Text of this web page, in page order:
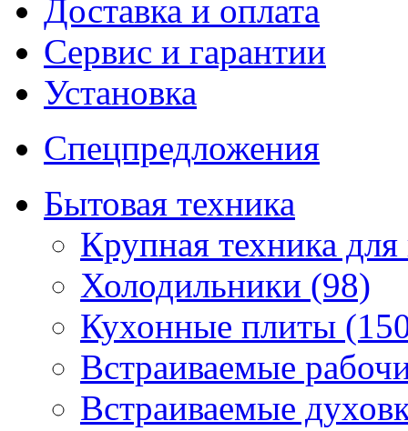
Доставка и оплата
Сервис и гарантии
Установка
Спецпредложения
Бытовая техника
Крупная техника
Холодильники (98)
Кухонные плиты
Встраиваемые
Встраиваемые